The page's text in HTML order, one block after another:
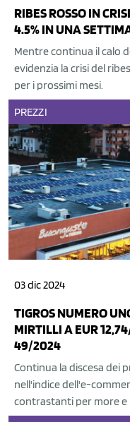
RIBES ROSSO IN
4.5% IN UNA
Mentre continua il calo
evidenzia la crisi del
per i prossimi mesi.
PREZZI
03 dic 2024
TIGROS NUMERO
MIRTILLI A EUR
49/2024
Continua la discesa dei
nell'indice dell'e-
contrastanti per more e